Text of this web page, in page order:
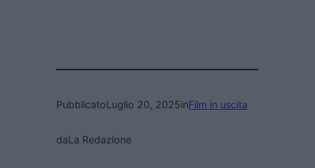
PubblicatoLuglio 20, 2025inFilm in uscita
daLa Redazione